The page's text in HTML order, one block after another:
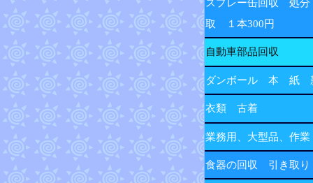
スプレー缶回収 処
取 １本300円
自動車部品回収
ダンボール 本 紙
衣類 古着
業務用、大型品、作業
食器の回収 引き取り